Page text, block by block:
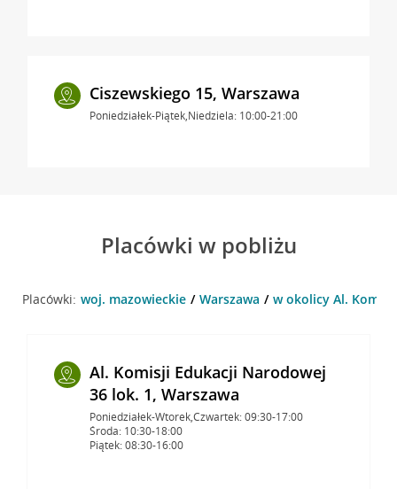
Ciszewskiego 15, Warszawa
Poniedziałek-Piątek,Niedziela: 10:00-21:00
Placówki w pobliżu
Placówki: woj. mazowieckie Warszawa w okolicy Al.
Al. Komisji Edukacji Narodowej
36 lok. 1, Warszawa
Poniedziałek-Wtorek,Czwartek: 09:30-17:00
Środa: 10:30-18:00
Piątek: 08:30-16:00